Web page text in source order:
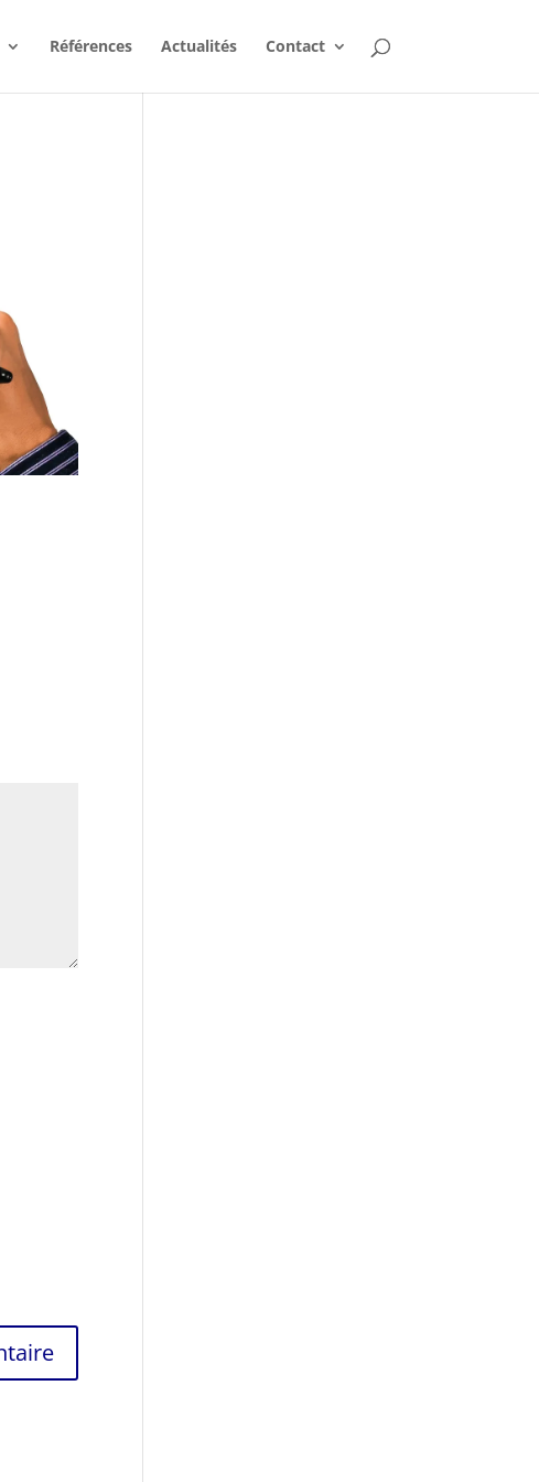
Références Actualités Contact